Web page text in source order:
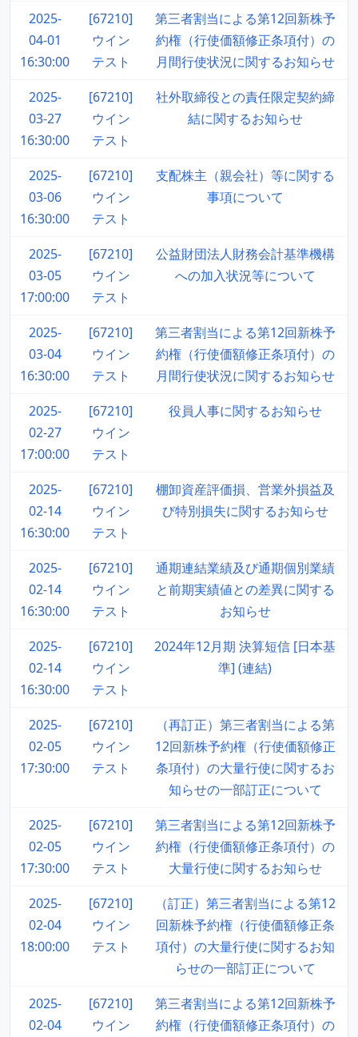
2025-
04-01
16:30:00
[67210]
ウイン
テスト
第三者割当による第12回新株予
約権（行使価額修正条項付）の
月間行使状況に関するお知らせ
2025-
03-27
16:30:00
[67210]
ウイン
テスト
社外取締役との責任限定契約締
結に関するお知らせ
2025-
03-06
16:30:00
[67210]
ウイン
テスト
支配株主（親会社）等に関する
事項について
2025-
03-05
17:00:00
[67210]
ウイン
テスト
公益財団法人財務会計基準機構
への加入状況等について
2025-
03-04
16:30:00
[67210]
ウイン
テスト
第三者割当による第12回新株予
約権（行使価額修正条項付）の
月間行使状況に関するお知らせ
2025-
02-27
17:00:00
[67210]
ウイン
テスト
役員人事に関するお知らせ
2025-
02-14
16:30:00
[67210]
ウイン
テスト
棚卸資産評価損、営業外損益及
び特別損失に関するお知らせ
2025-
02-14
16:30:00
[67210]
ウイン
テスト
通期連結業績及び通期個別業績
と前期実績値との差異に関する
お知らせ
2025-
02-14
16:30:00
[67210]
ウイン
テスト
2024年12月期 決算短信 [日本基
準] (連結)
2025-
02-05
17:30:00
[67210]
ウイン
テスト
（再訂正）第三者割当による第
12回新株予約権（行使価額修正
条項付）の大量行使に関するお
知らせの一部訂正について
2025-
02-05
17:30:00
[67210]
ウイン
テスト
第三者割当による第12回新株予
約権（行使価額修正条項付）の
大量行使に関するお知らせ
2025-
02-04
18:00:00
[67210]
ウイン
テスト
（訂正）第三者割当による第12
回新株予約権（行使価額修正条
項付）の大量行使に関するお知
らせの一部訂正について
2025-
02-04
[67210]
ウイン
第三者割当による第12回新株予
約権（行使価額修正条項付）の